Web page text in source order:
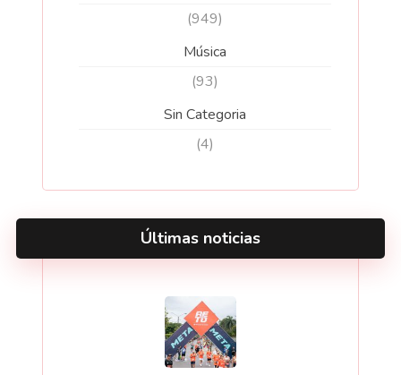
(949)
Música
(93)
Sin Categoria
(4)
Últimas noticias